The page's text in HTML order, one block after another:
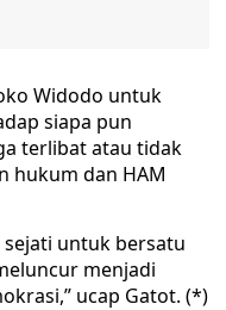
Widodo untuk
siapa pun
terlibat atau tidak
hukum dan HAM
sejati untuk bersatu
menjadi
ucap Gatot. (*)